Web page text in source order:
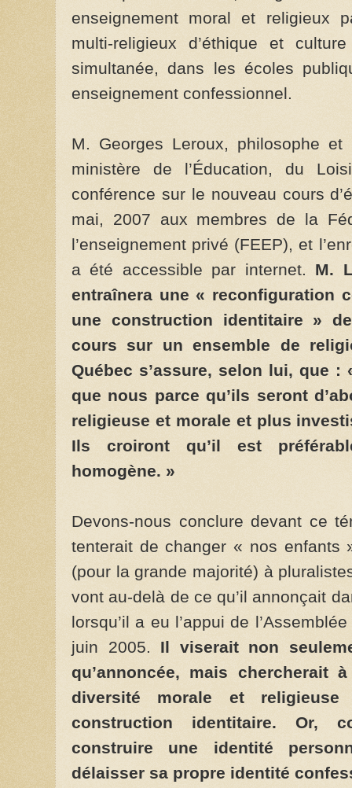
enseignement moral et religieux
multi-religieux d’éthique et
simultanée, dans les écoles
enseignement confessionnel.
M. Georges Leroux, philosophe
ministère de l’Éducation, du
conférence sur le nouveau cours
mai, 2007 aux membres de la
l’enseignement privé (FEEP), et
a été accessible par internet. M.
entraînera une « reconfiguration
une construction identitaire »
cours sur un ensemble de
Québec s’assure, selon lui, que
que nous parce qu’ils seront
religieuse et morale et plus
Ils croiront qu’il est
homogène. »
Devons-nous conclure devant ce
tenterait de changer « nos enfants
(pour la grande majorité) à
vont au-delà de ce qu’il annonçait
lorsqu’il a eu l’appui de
juin 2005. Il viserait non
qu’annoncée, mais chercherait
diversité morale et
construction identitaire. Or,
construire une identité
délaisser sa propre identité